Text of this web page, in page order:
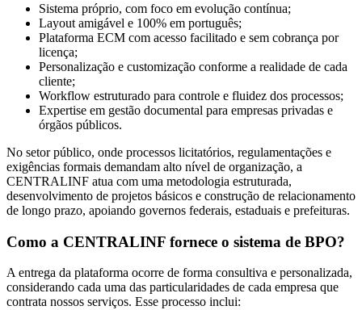
Sistema próprio, com foco em evolução contínua;
Layout amigável e 100% em português;
Plataforma ECM com acesso facilitado e sem cobrança por
licença;
Personalização e customização conforme a realidade de cada
cliente;
Workflow estruturado para controle e fluidez dos processos;
Expertise em gestão documental para empresas privadas e
órgãos públicos.
No setor público, onde processos licitatórios, regulamentações e
exigências formais demandam alto nível de organização, a
CENTRALINF atua com uma metodologia estruturada,
desenvolvimento de projetos básicos e construção de relacionamento
de longo prazo, apoiando governos federais, estaduais e prefeituras.
Como a CENTRALINF fornece o sistema de BPO?
A entrega da plataforma ocorre de forma consultiva e personalizada,
considerando cada uma das particularidades de cada empresa que
contrata nossos serviços. Esse processo inclui: